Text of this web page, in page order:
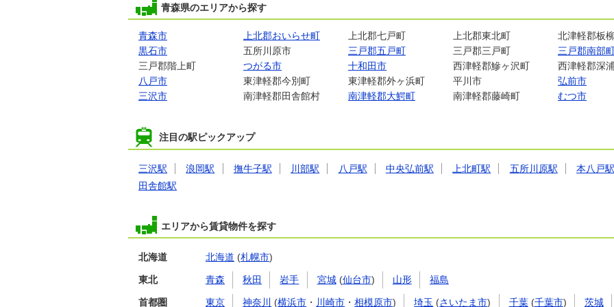
青森県のエリアから探す
青森市 上北郡おいらせ町 上北郡七戸町 上北郡東北町
北津軽郡板
黒石市
五所川原市 三戸郡五戸町 三戸郡三戸町
三戸郡南部
三戸郡階上町
つがる市 十和田市 西津軽郡鰺ヶ沢町
西津軽郡深
八戸市
東津軽郡今別町 東津軽郡外ヶ浜町 平川市
弘前市
三沢市
南津軽郡田舎館村 南津軽郡大鰐町 南津軽郡藤崎町 むつ市
注目の駅ピックアップ
三沢駅 浪岡駅 撫牛子駅 川部駅 八戸駅 中央弘前駅 上北町駅 五所川原駅
本八戸駅
田舎館駅
エリアから賃貸物件を探す
北海道 北海道 (札幌市)
東北 青森 秋田 岩手 宮城(仙台市) 山形 福島
首都圏 東京 神奈川 (横浜市 ・ 川崎市 ・相模原市) 埼玉 (さいたま市) 千葉(千葉市) 茨城